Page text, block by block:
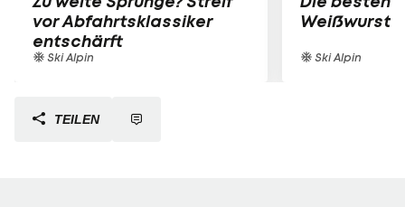
vor Abfahrtsklassiker
entschärft
Ski Alpin
Weißwurst-
Ski Alpin
TEILEN